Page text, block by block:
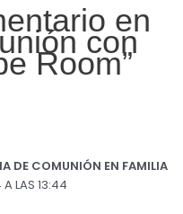
en
con
Room”
DE COMUNIÓN EN FAMILIA
LAS 13:44